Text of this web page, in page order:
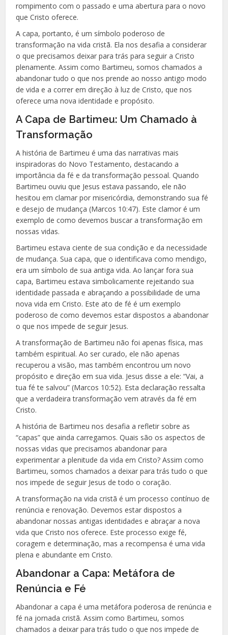
rompimento com o passado e uma abertura para o novo
que Cristo oferece.
A capa, portanto, é um símbolo poderoso de
transformação na vida cristã. Ela nos desafia a considerar
o que precisamos deixar para trás para seguir a Cristo
plenamente. Assim como Bartimeu, somos chamados a
abandonar tudo o que nos prende ao nosso antigo modo
de vida e a correr em direção à luz de Cristo, que nos
oferece uma nova identidade e propósito.
A Capa de Bartimeu: Um Chamado à
Transformação
A história de Bartimeu é uma das narrativas mais
inspiradoras do Novo Testamento, destacando a
importância da fé e da transformação pessoal. Quando
Bartimeu ouviu que Jesus estava passando, ele não
hesitou em clamar por misericórdia, demonstrando sua fé
e desejo de mudança (Marcos 10:47). Este clamor é um
exemplo de como devemos buscar a transformação em
nossas vidas.
Bartimeu estava ciente de sua condição e da necessidade
de mudança. Sua capa, que o identificava como mendigo,
era um símbolo de sua antiga vida. Ao lançar fora sua
capa, Bartimeu estava simbolicamente rejeitando sua
identidade passada e abraçando a possibilidade de uma
nova vida em Cristo. Este ato de fé é um exemplo
poderoso de como devemos estar dispostos a abandonar
o que nos impede de seguir Jesus.
A transformação de Bartimeu não foi apenas física, mas
também espiritual. Ao ser curado, ele não apenas
recuperou a visão, mas também encontrou um novo
propósito e direção em sua vida. Jesus disse a ele: “Vai, a
tua fé te salvou” (Marcos 10:52). Esta declaração ressalta
que a verdadeira transformação vem através da fé em
Cristo.
A história de Bartimeu nos desafia a refletir sobre as
“capas” que ainda carregamos. Quais são os aspectos de
nossas vidas que precisamos abandonar para
experimentar a plenitude da vida em Cristo? Assim como
Bartimeu, somos chamados a deixar para trás tudo o que
nos impede de seguir Jesus de todo o coração.
A transformação na vida cristã é um processo contínuo de
renúncia e renovação. Devemos estar dispostos a
abandonar nossas antigas identidades e abraçar a nova
vida que Cristo nos oferece. Este processo exige fé,
coragem e determinação, mas a recompensa é uma vida
plena e abundante em Cristo.
Abandonar a Capa: Metáfora de
Renúncia e Fé
Abandonar a capa é uma metáfora poderosa de renúncia e
fé na jornada cristã. Assim como Bartimeu, somos
chamados a deixar para trás tudo o que nos impede de